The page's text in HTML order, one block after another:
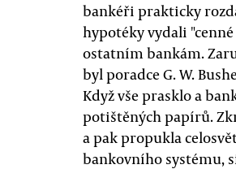
bankéři prakticky
hypotéky vydali
ostatním bankám.
byl poradce G. W.
Když vše prasklo a
potištěných papírů.
a pak propukla
bankovního systému,